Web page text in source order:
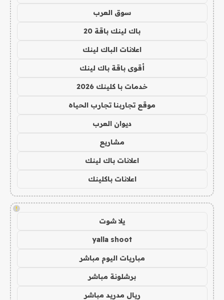
سوق العرب
باك لينك باقة 20
اعلانات الباك لينك
أقوى باقة باك لينك
خدمات با كلينك 2026
موقع تجاربنا تجارب الحياه
ديوان العرب
مشاريع
اعلانات باك لينك
اعلانات باكلينك
!
يلا شوت
yalla shoot
مباريات اليوم مباشر
برشلونة مباشر
ريال مدريد مباشر